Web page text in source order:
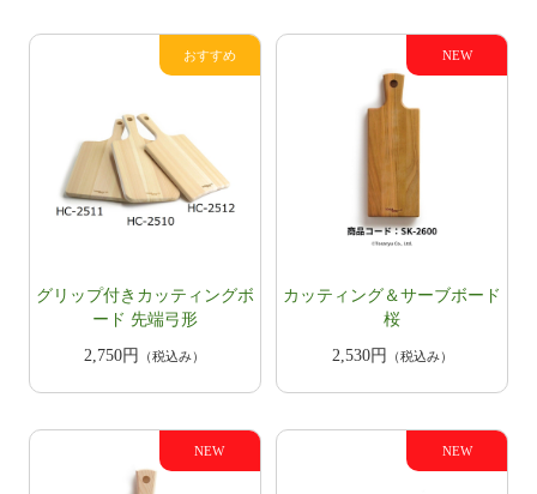
グリップ付きカッティングボ
ード 先端弓形
2,750円
（税込み）
カッティング＆サーブボード
桜
2,530円
（税込み）